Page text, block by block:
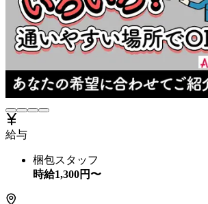
給与
梱包スタッフ
時給1,300円〜